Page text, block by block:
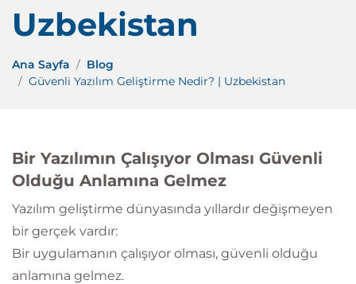
Uzbekistan
Ana Sayfa
Blog
Güvenli Yazılım Geliştirme Nedir? | Uzbekistan
Bir Yazılımın Çalışıyor Olması Güvenli
Olduğu Anlamına Gelmez
Yazılım geliştirme dünyasında yıllardır değişmeyen
bir gerçek vardır:
Bir uygulamanın çalışıyor olması, güvenli olduğu
anlamına gelmez.